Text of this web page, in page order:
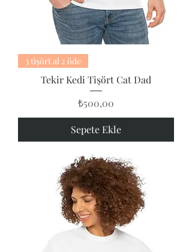
3 tişört al 2 öde
Tekir Kedi Tişört Cat Dad
Fiyat
₺500,00
Sepete Ekle